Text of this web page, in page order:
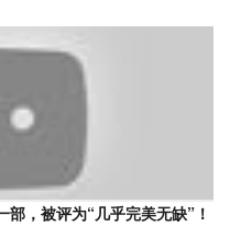
部，被评为“几乎完美无缺”！